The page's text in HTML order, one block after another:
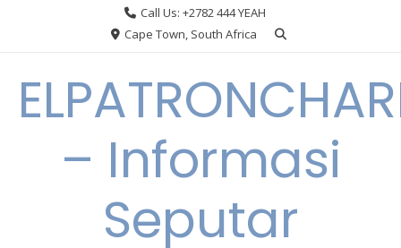
Call Us: +2782 444 YEAH
Cape Town, South Africa
– Informasi
Seputar